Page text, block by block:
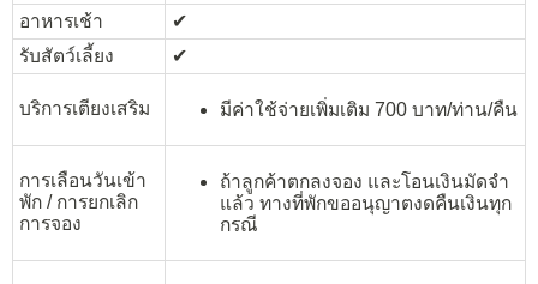
อาหารเช้า
✔︎
รับสัตว์เลี้ยง
✔︎
บริการเตียงเสริม มีค่าใช้จ่ายเพิ่มเติม 700 บาท/ท่าน/คืน
การเลือนวันเข้า
พัก / การยกเลิก
การจอง
ถ้าลูกค้าตกลงจอง และโอนเงินมัดจำ
แล้ว ทางที่พักขออนุญาตงดคืนเงินทุก
กรณี